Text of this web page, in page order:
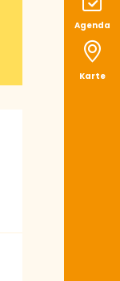
Agenda
Karte
&